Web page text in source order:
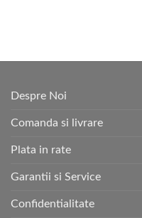
Despre Noi
Comanda si livrare
Plata in rate
Garantii si Service
Confidentialitate